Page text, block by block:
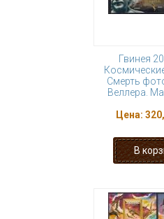
Гвинея
Смерть
Веллера.
Цена: